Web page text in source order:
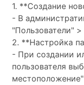
1. **Создание
- В
"Пользователи"
2. **Настройка
- При создании
пользователя